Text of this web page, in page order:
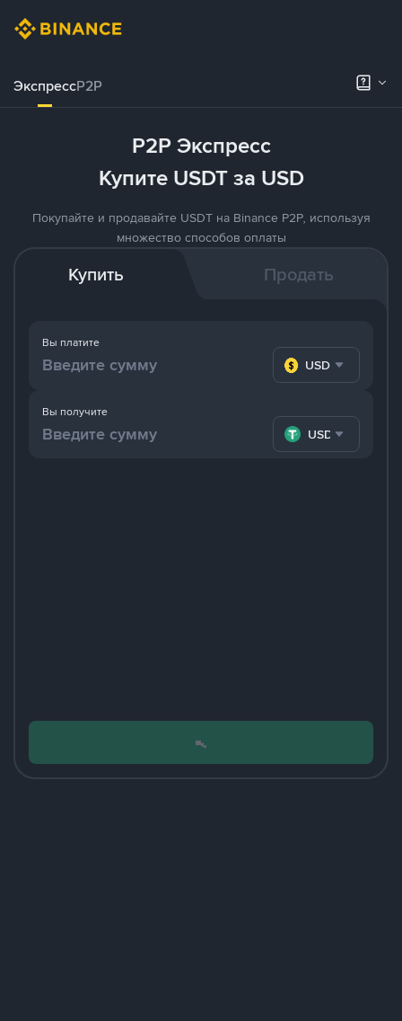
ЭкспрессP2P
P2P Экспресс
Купите USDT за USD
Покупайте и продавайте USDT на Binance P2P, используя
множество способов оплаты
Купить Продать
Вы платите
USD
Вы получите
USDT